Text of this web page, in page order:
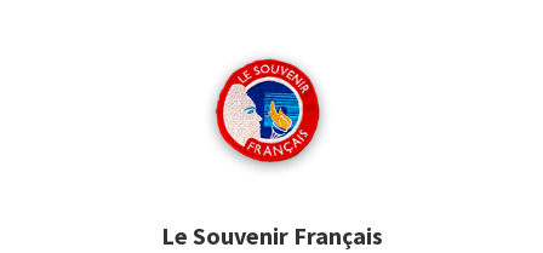
Le Souvenir Français